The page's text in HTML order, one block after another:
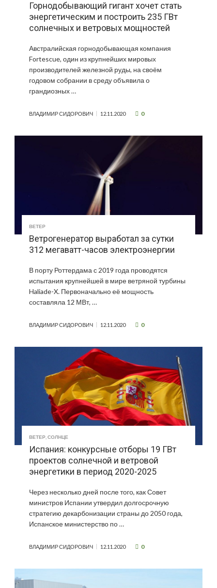
Горнодобывающий гигант хочет стать
энергетическим и построить 235 ГВт
солнечных и ветровых мощностей
Австралийская горнодобывающая компания
Fortescue, один из крупнейших мировых
производителей железной руды, на своём
годовом собрании в среду объявила о
грандиозных …
ВЛАДИМИР СИДОРОВИЧ 12.11.2020 0
ВЕТЕР
Ветрогенератор выработал за сутки
312 мегаватт-часов электроэнергии
В порту Роттердама с 2019 года проводятся
испытания крупнейшей в мире ветряной турбины
Haliade-X. Первоначально её мощность
составляла 12 МВт, …
ВЛАДИМИР СИДОРОВИЧ 12.11.2020 0
ВЕТЕР СОЛНЦЕ
Испания: конкурсные отборы 19 ГВт
проектов солнечной и ветровой
энергетики в период 2020-2025
Через несколько дней после того, как Совет
министров Испании утвердил долгосрочную
стратегию декарбонизации страны до 2050 года,
Испанское министерство по …
ВЛАДИМИР СИДОРОВИЧ 12.11.2020 0